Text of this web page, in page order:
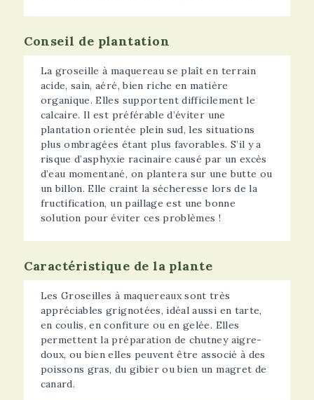
Conseil de plantation
La groseille à maquereau se plaît en terrain
acide, sain, aéré, bien riche en matière
organique. Elles supportent difficilement le
calcaire. Il est préférable d’éviter une
plantation orientée plein sud, les situations
plus ombragées étant plus favorables. S’il y a
risque d’asphyxie racinaire causé par un excès
d’eau momentané, on plantera sur une butte ou
un billon. Elle craint la sécheresse lors de la
fructification, un paillage est une bonne
solution pour éviter ces problèmes !
Caractéristique de la plante
Les Groseilles à maquereaux sont très
appréciables grignotées, idéal aussi en tarte,
en coulis, en confiture ou en gelée. Elles
permettent la préparation de chutney aigre-
doux, ou bien elles peuvent être associé à des
poissons gras, du gibier ou bien un magret de
canard.